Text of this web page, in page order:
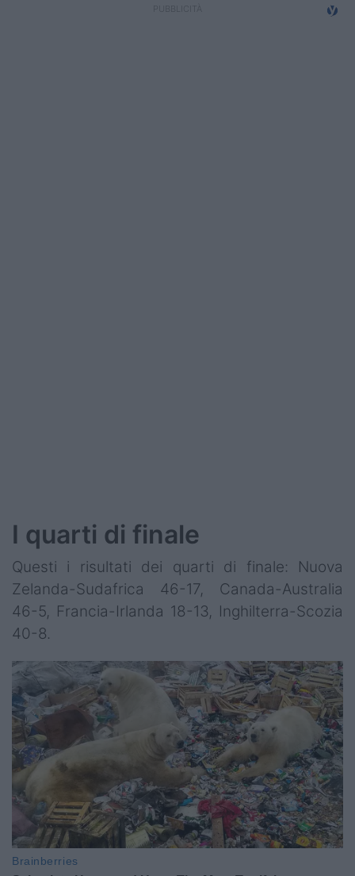
I quarti di finale
Questi i risultati dei quarti di finale: Nuova
Zelanda-Sudafrica 46-17, Canada-Australia
46-5, Francia-Irlanda 18-13, Inghilterra-Scozia
40-8.